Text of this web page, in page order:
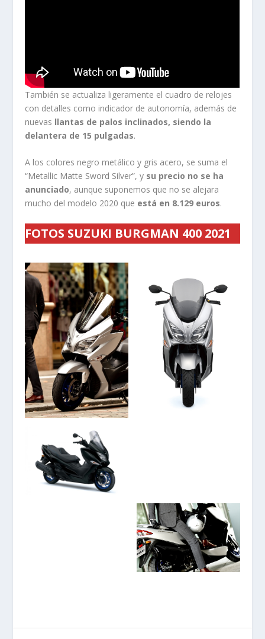
También se actualiza ligeramente el cuadro de relojes
con detalles como indicador de autonomía, además de
nuevas llantas de palos inclinados, siendo la
delantera de 15 pulgadas.
A los colores negro metálico y gris acero, se suma el
“Metallic Matte Sword Silver”, y su precio no se ha
anunciado, aunque suponemos que no se alejara
mucho del modelo 2020 que está en 8.129 euros.
FOTOS SUZUKI BURGMAN 400 2021